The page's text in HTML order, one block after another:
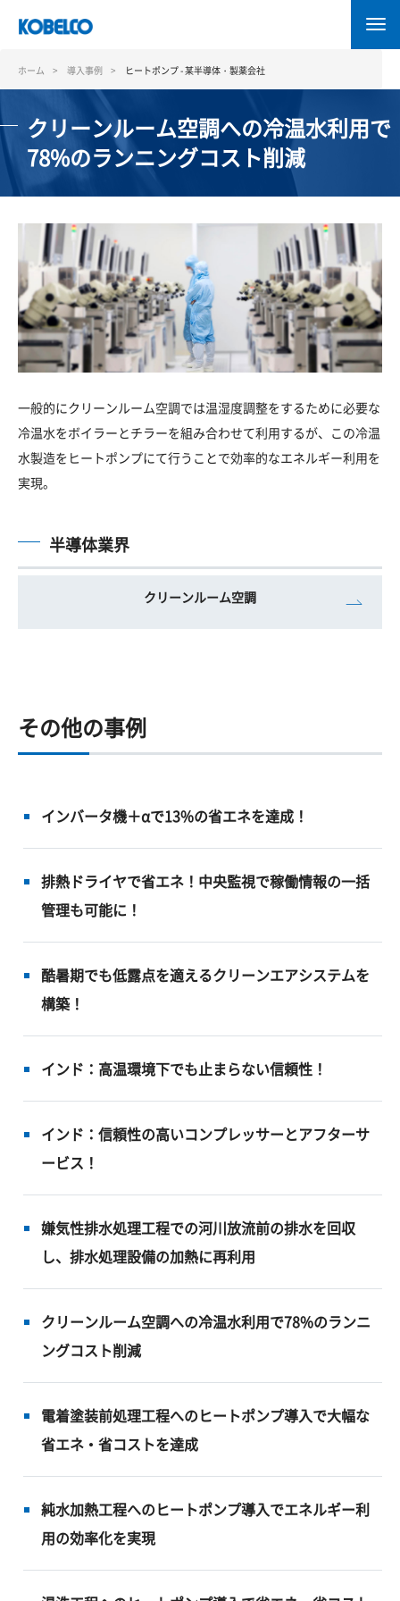
ン
ン
ツ
に
ホーム 導入事例 ヒートポンプ - 某半導体・製薬会社
クリーンルーム空調への冷温水利用で
78%のランニングコスト削減
一般的にクリーンルーム空調では温湿度調整をするために必要な
冷温水をボイラーとチラーを組み合わせて利用するが、この冷温
水製造をヒートポンプにて行うことで効率的なエネルギー利用を
実現。
半導体業界
クリーンルーム空調
その他の事例
インバータ機＋αで13%の省エネを達成！
排熱ドライヤで省エネ！中央監視で稼働情報の一括
管理も可能に！
酷暑期でも低露点を適えるクリーンエアシステムを
構築！
インド：高温環境下でも止まらない信頼性！
インド：信頼性の高いコンプレッサーとアフターサ
ービス！
嫌気性排水処理工程での河川放流前の排水を回収
し、排水処理設備の加熱に再利用
クリーンルーム空調への冷温水利用で78%のランニ
ングコスト削減
電着塗装前処理工程へのヒートポンプ導入で大幅な
省エネ・省コストを達成
純水加熱工程へのヒートポンプ導入でエネルギー利
用の効率化を実現